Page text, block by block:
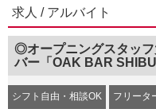
求人 / アルバイト
◎オープニングスタッフ
バー「OAK BAR
シフト自由・相談OK フリータ